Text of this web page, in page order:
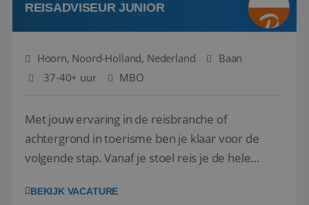
REISADVISEUR JUNIOR
Hoorn, Noord-Holland, Nederland
Baan
37-40+ uur
MBO
Met jouw ervaring in de reisbranche of
achtergrond in toerisme ben je klaar voor de
volgende stap. Vanaf je stoel reis je de hele
wensen van je team, je klant en wat er in de
BEKIJK VACATURE